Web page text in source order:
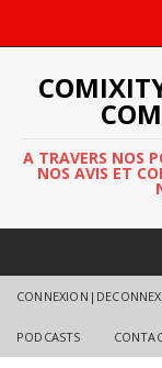
A TRAVERS NOS
NOS AVIS ET
PODCASTS